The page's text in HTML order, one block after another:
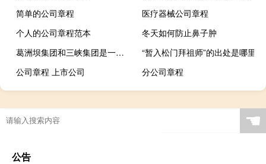
简单的公司章程
医疗器械公司章程
个人的公司章程范本
冬天如何防止鼻子肿
葛洲坝集团和三峡集团是一个级别吗
“暂入松门拜祖师”的出处是哪里
公司章程 上市公司
分公司章程
☚
公告